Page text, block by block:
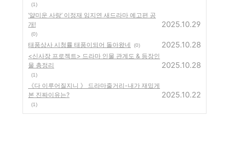
(1)
‘얄미운 사랑’ 이정재 임지연 새드라마 예고편 공
개!
(0)
2025.10.29
태풍상사 시청률 태풍이되어 돌아왔네 (0) 2025.10.28
<신사장 프로젝트> 드라마 인물 관계도 & 등장인
물 총정리
(1)
2025.10.28
《다 이루어질지니 》 드라마줄거리-내가 재밌게
본 진짜이유는?
(1)
2025.10.22